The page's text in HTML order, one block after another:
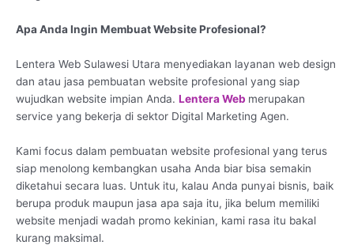
Apa Anda Ingin Membuat Website Profesional?
Lentera Web Sulawesi Utara menyediakan layanan web design
dan atau jasa pembuatan website profesional yang siap
wujudkan website impian Anda. Lentera Web merupakan
service yang bekerja di sektor Digital Marketing Agen.
Kami focus dalam pembuatan website profesional yang terus
siap menolong kembangkan usaha Anda biar bisa semakin
diketahui secara luas. Untuk itu, kalau Anda punyai bisnis, baik
berupa produk maupun jasa apa saja itu, jika belum memiliki
website menjadi wadah promo kekinian, kami rasa itu bakal
kurang maksimal.